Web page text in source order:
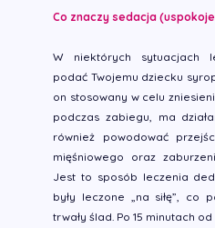
Co znaczy sedacja
W niektórych sytuacjach
podać Twojemu dziecku
on stosowany w celu
podczas zabiegu, ma
również powodować
mięśniowego oraz
Jest to sposób leczenia
były leczone „na siłę”, co
trwały ślad. Po 15 minutach